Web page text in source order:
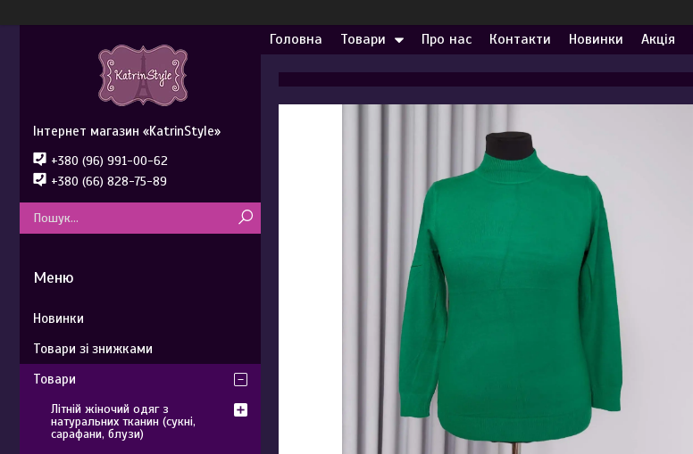
Головна Товари Про нас Контакти Новинки Акція
Інтернет магазин «KatrinStyle»
+380 (96) 991-00-62
+380 (66) 828-75-89
Новинки
Товари зі знижками
Товари
Літній жіночий одяг з
натуральних тканин (сукні,
сарафани, блузи)